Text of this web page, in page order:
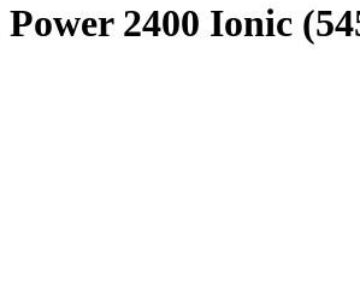
2400 Ionic